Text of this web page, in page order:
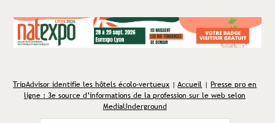
TripAdvisor identifie les hôtels écolo-vertueux |Accueil |Presse pro en
ligne : 3e source d’informations de la profession sur le web selon
MediaUnderground